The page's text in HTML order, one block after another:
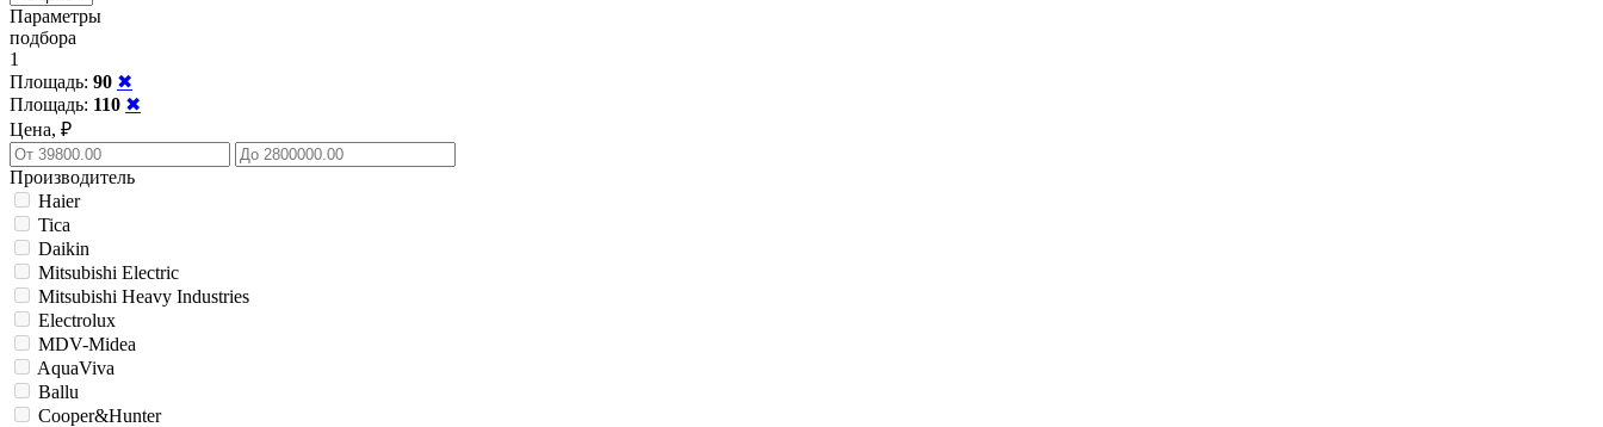
Параметры
подбора
1
Площадь: 90 ✖
Площадь: 110 ✖
Цена, ₽
Производитель
Haier
Tica
Daikin
Mitsubishi Electric
Mitsubishi Heavy Industries
Electrolux
MDV-Midea
AquaViva
Ballu
Cooper&Hunter